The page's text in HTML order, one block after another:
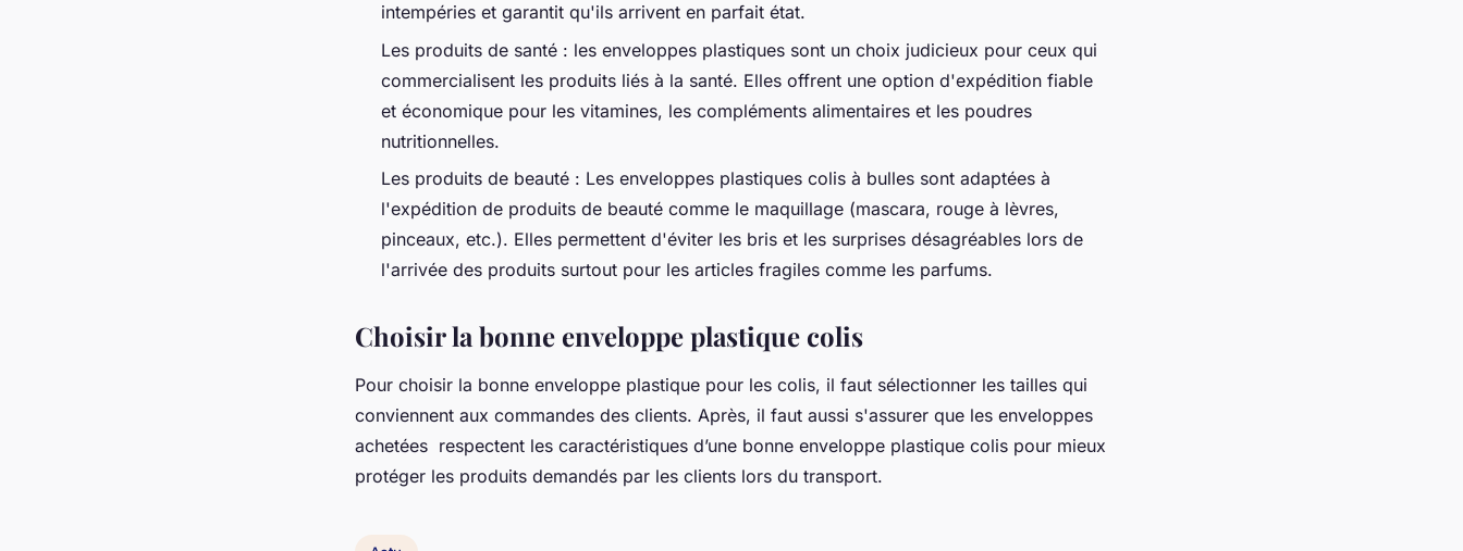
intempéries et garantit qu'ils arrivent en parfait état.
Les produits de santé : les enveloppes plastiques sont un choix judicieux pour ceux qui
commercialisent les produits liés à la santé. Elles offrent une option d'expédition fiable
et économique pour les vitamines, les compléments alimentaires et les poudres
nutritionnelles.
Les produits de beauté : Les enveloppes plastiques colis à bulles sont adaptées à
l'expédition de produits de beauté comme le maquillage (mascara, rouge à lèvres,
pinceaux, etc.). Elles permettent d'éviter les bris et les surprises désagréables lors de
l'arrivée des produits surtout pour les articles fragiles comme les parfums.
Choisir la bonne enveloppe plastique colis
Pour choisir la bonne enveloppe plastique pour les colis, il faut sélectionner les tailles qui
conviennent aux commandes des clients. Après, il faut aussi s'assurer que les enveloppes
achetées respectent les caractéristiques d’une bonne enveloppe plastique colis pour mieux
protéger les produits demandés par les clients lors du transport.